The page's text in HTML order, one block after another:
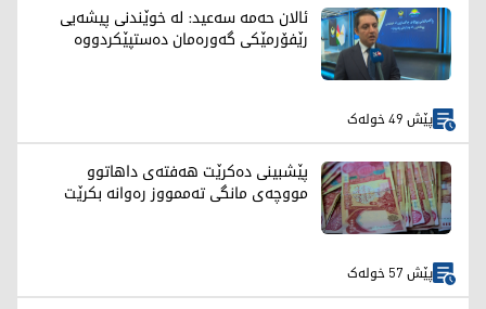
ئالان حەمە سەعید: لە خوێندنی پیشەیی
رێفۆرمێکی گەورەمان دەستپێکردووە
پێش 49 خولەک
پێشبینی دەکرێت هەفتەی داهاتوو
مووچەی مانگی تەممووز رەوانە بکرێت
پێش 57 خولەک